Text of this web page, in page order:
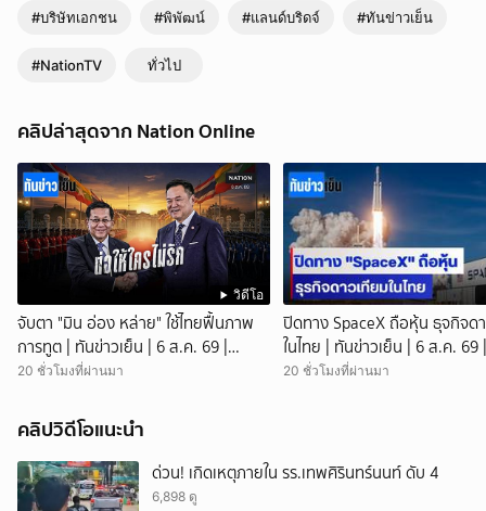
#บริษัทเอกชน #พิพัฒน์ #แลนด์บริดจ์ #ทันข่าวเย็น
#NationTV ทั่วไป
คลิปล่าสุดจาก Nation Online
วิดีโอ
จับตา "มิน อ่อง หล่าย" ใช้ไทยฟื้นภาพ
การทูต | ทันข่าวเย็น | 6 ส.ค. 69 |
NationTV22
20 ชั่วโมงที่ผ่านมา
ปิดทาง SpaceX ถือหุ้น ธุจกิจด
ในไทย | ทันข่าวเย็น | 6 ส.ค. 69 |
NationTV22
20 ชั่วโมงที่ผ่านมา
คลิปวิดีโอแนะนำ
ด่วน! เกิดเหตุภายใน รร.เทพศิรินทร์นนท์ ดับ 4
6,898 ดู